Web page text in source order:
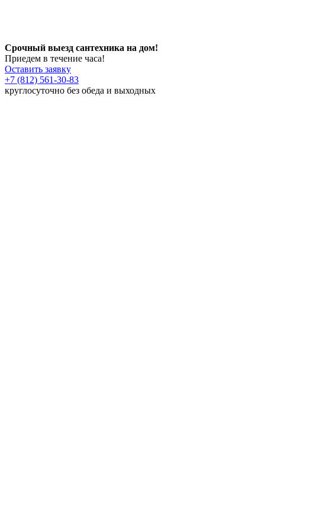
Срочный выезд сантехника на дом!
Приедем в течение часа!
Оставить заявку
+7 (812) 561-30-83
круглосуточно без обеда и выходных